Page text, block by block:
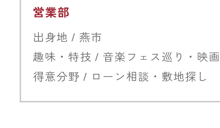
営業部
出身地 / 燕市
趣味・特技 / 音楽フェス巡り・映
得意分野 / ローン相談・敷地探し